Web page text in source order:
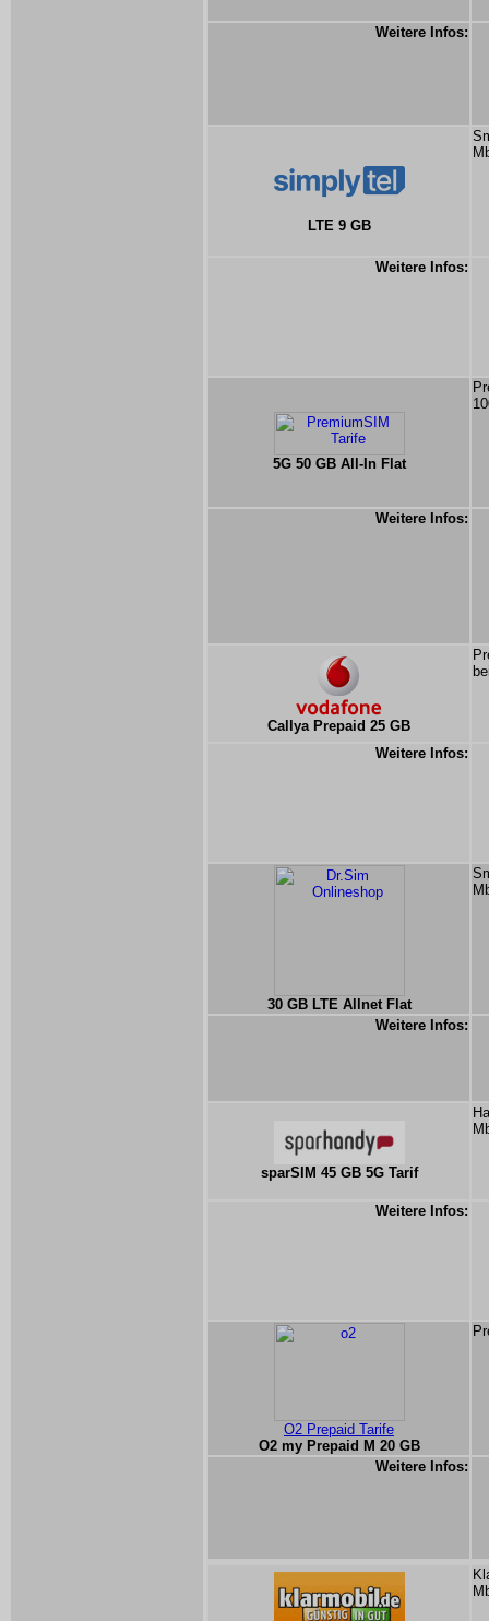
Weitere Infos:
LTE 9 GB
Weitere Infos:
5G 50 GB All-In Flat
Weitere Infos:
Callya Prepaid 25 GB
Weitere Infos:
30 GB LTE Allnet Flat
Weitere Infos:
sparSIM 45 GB 5G Tarif
Weitere Infos:
O2 Prepaid Tarife
O2 my Prepaid M 20 GB
Weitere Infos: